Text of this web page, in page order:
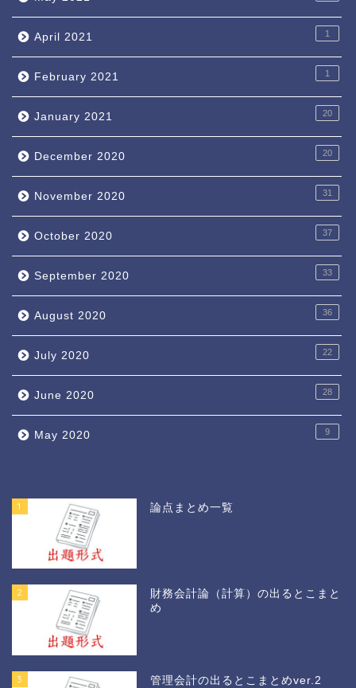
April 2021 1
February 2021 1
January 2021 20
December 2020 20
November 2020 31
October 2020 37
September 2020 33
August 2020 36
July 2020 22
June 2020 28
May 2020 9
1 論点まとめ一覧
2
財務会計論（計算）の出るとこまと
め
3 管理会計の出るとこまとめver.2